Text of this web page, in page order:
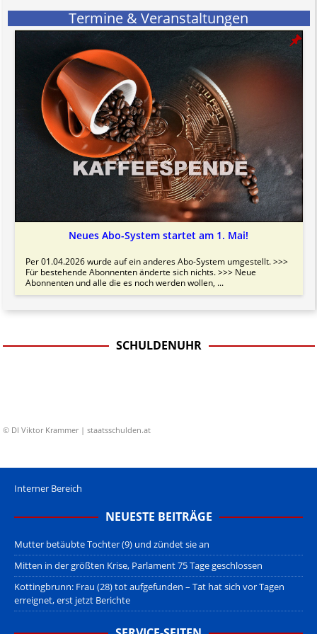
Termine & Veranstaltungen
Neues Abo-System startet am 1. Mai!
Per 01.04.2026 wurde auf ein anderes Abo-System umgestellt. >>>
Für bestehende Abonnenten änderte sich nichts. >>> Neue
Abonnenten und alle die es noch werden wollen, ...
SCHULDENUHR
© DI Viktor Krammer | staatsschulden.at
Interner Bereich
NEUESTE BEITRÄGE
Mutter betäubte Tochter (9) und zündet sie an
Mitten in der größten Krise, Parlament 75 Tage geschlossen
Kottingbrunn: Frau (28) tot aufgefunden – Tat hat sich vor Tagen
erreignet, erst jetzt Berichte